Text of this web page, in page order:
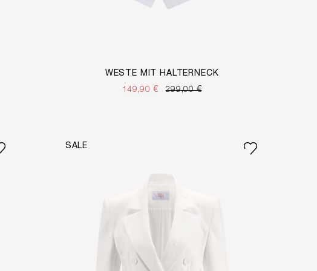
WESTE MIT HALTERNECK
149,90 €
299,00 €
SALE